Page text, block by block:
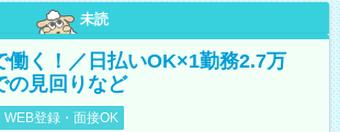
未読
働く！／日払いOK×1勤務2.7万
の見回りなど
WEB登録・面接OK